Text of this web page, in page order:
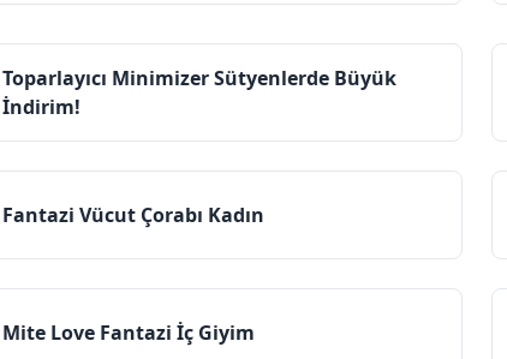
Toparlayıcı Minimizer Sütyenlerde Büyük
İndirim!
Fantazi Vücut Çorabı Kadın
Mite Love Fantazi İç Giyim